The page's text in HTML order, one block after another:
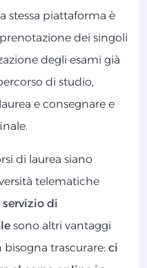
stessa piattaforma è
dei singoli
degli esami già
di studio,
e consegnare e
di laurea siano
telematiche
servizio di
sono altri vantaggi
trascurare: ci